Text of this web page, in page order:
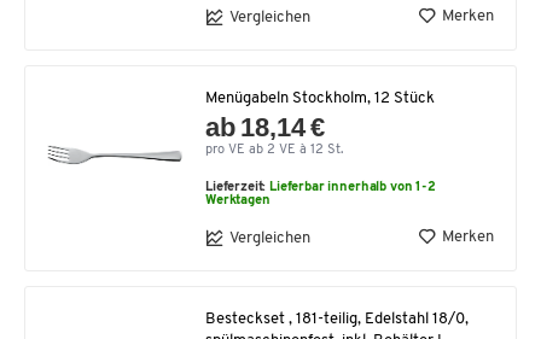
Vergleichen Merken
Menügabeln Stockholm, 12 Stück
ab 18,14 €
pro VE ab 2 VE à 12 St.
Lieferzeit: Lieferbar innerhalb von 1-2
Werktagen
Vergleichen Merken
Besteckset , 181-teilig, Edelstahl 18/0,